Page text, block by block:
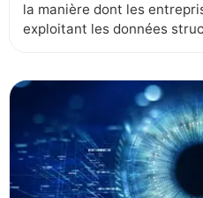
la manière dont les
exploitant les données
simple compréhension des
Pour maximiser les
réunir une équipe dédiée à